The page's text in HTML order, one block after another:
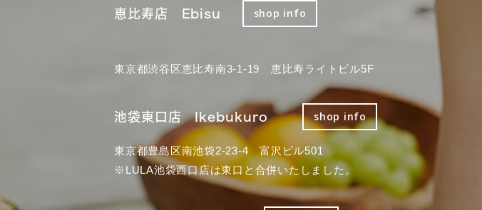
恵比寿店 Ebisu shop info
東京都渋谷区恵比寿南3-1-19 恵比寿ライトビル5F
池袋東口店 Ikebukuro shop info
東京都豊島区南池袋2-23-4 富沢ビル501
※LULA池袋西口店は東口と合併いたしました。